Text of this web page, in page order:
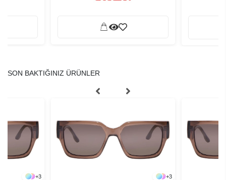
SON BAKTIĞINIZ ÜRÜNLER
+3 +3